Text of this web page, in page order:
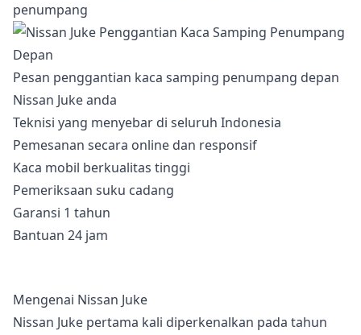
penumpang
Pesan penggantian kaca samping penumpang depan
Nissan Juke anda
Teknisi yang menyebar di seluruh Indonesia
Pemesanan secara online dan responsif
Kaca mobil berkualitas tinggi
Pemeriksaan suku cadang
Garansi 1 tahun
Bantuan 24 jam
Mengenai Nissan Juke
Nissan Juke pertama kali diperkenalkan pada tahun